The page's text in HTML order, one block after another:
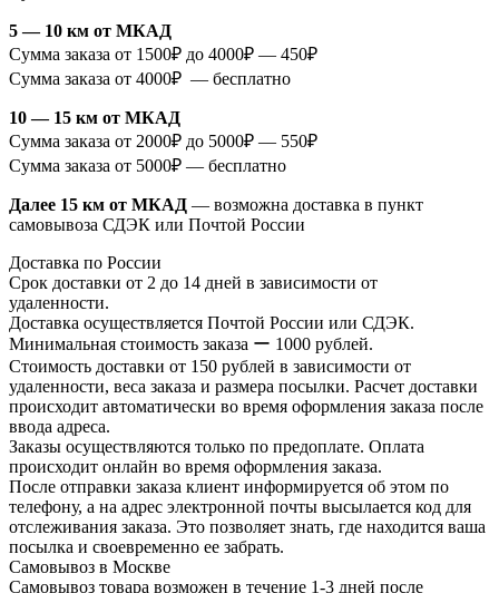
5 — 10 км от МКАД
Сумма заказа от 1500₽ до 4000₽ — 450₽
Сумма заказа от 4000₽ — бесплатно
10 — 15 км от МКАД
Сумма заказа от 2000₽ до 5000₽ — 550₽
Сумма заказа от 5000₽ — бесплатно
Далее 15 км от МКАД — возможна доставка в пункт
самовывоза СДЭК или Почтой России
Доставка по России
Срок доставки от 2 до 14 дней в зависимости от
удаленности.
Доставка осуществляется Почтой России или СДЭК.
Минимальная стоимость заказа ー 1000 рублей.
Стоимость доставки от 150 рублей в зависимости от
удаленности, веса заказа и размера посылки. Расчет доставки
происходит автоматически во время оформления заказа после
ввода адреса.
Заказы осуществляются только по предоплате. Оплата
происходит онлайн во время оформления заказа.
После отправки заказа клиент информируется об этом по
телефону, а на адрес электронной почты высылается код для
отслеживания заказа. Это позволяет знать, где находится ваша
посылка и своевременно ее забрать.
Самовывоз в Москве
Самовывоз товара возможен в течение 1-3 дней после